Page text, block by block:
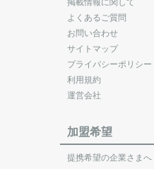
よくあるご質問
お問い合わせ
サイトマップ
プライバシーポリシー
利用規約
運営会社
加盟希望
提携希望の企業さまへ